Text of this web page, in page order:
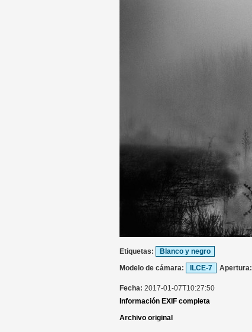
Etiquetas:
Blanco y negro
Modelo de cámara:
ILCE-7 Apertura:
Fecha: 2017-01-07T10:27:50
Información EXIF completa
Archivo original